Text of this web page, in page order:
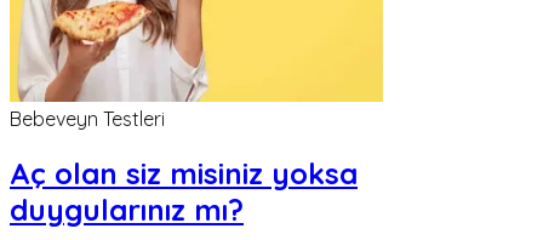
Bebeveyn Testleri
Aç olan siz misiniz yoksa
duygularınız mı?